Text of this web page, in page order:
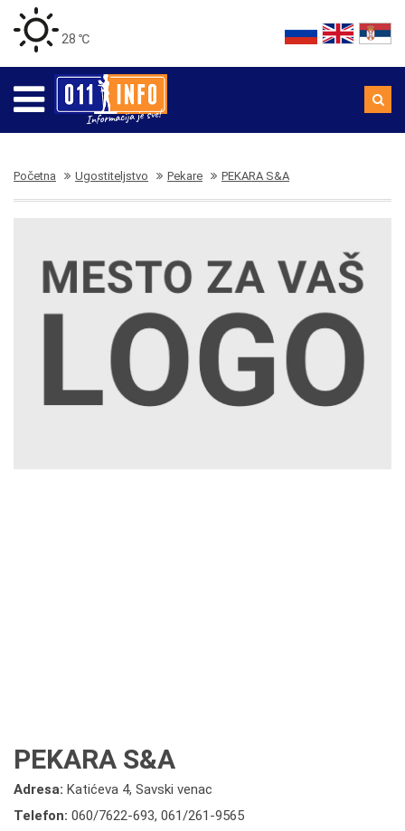
28 ℃
Početna Ugostiteljstvo Pekare PEKARA S&A
PEKARA S&A
Adresa: Katićeva 4, Savski venac
Telefon: 060/7622-693, 061/261-9565